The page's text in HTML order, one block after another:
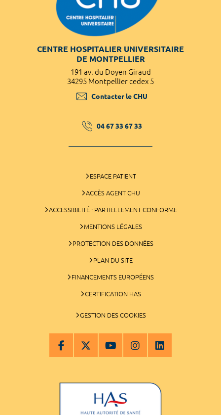
CENTRE HOSPITALIER UNIVERSITAIRE
DE MONTPELLIER
191 av. du Doyen Giraud
34295 Montpellier cedex 5
Contacter le CHU
04 67 33 67 33
ESPACE PATIENT
ACCÈS AGENT CHU
ACCESSIBILITÉ : PARTIELLEMENT CONFORME
MENTIONS LÉGALES
PROTECTION DES DONNÉES
PLAN DU SITE
FINANCEMENTS EUROPÉENS
CERTIFICATION HAS
GESTION DES COOKIES